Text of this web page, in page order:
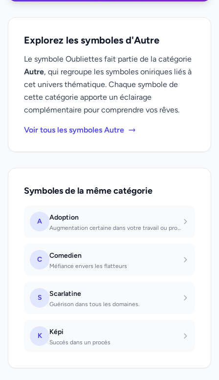
Explorez les symboles d'Autre
Le symbole Oubliettes fait partie de la catégorie
Autre, qui regroupe les symboles oniriques liés à
cet univers thématique. Chaque symbole de
cette catégorie apporte un éclairage
complémentaire pour comprendre vos rêves.
Voir tous les symboles Autre
Symboles de la même catégorie
A Adoption
Augmentation certaine dans votre travail ou promotion inattendue, grace à la con...
C Comedien
Méfiance envers les flatteurs
S Scarlatine
Guérison dans tous les domaines.
K Képi
Succès dans un procès